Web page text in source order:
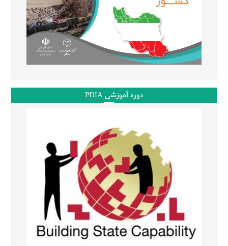
دوره آموزشی PDIA